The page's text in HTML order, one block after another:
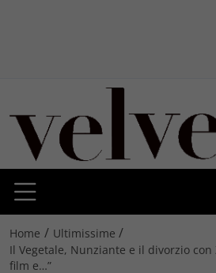
Home / Ultimissime /
Il Vegetale, Nunziante e il divorzio con
film e…”